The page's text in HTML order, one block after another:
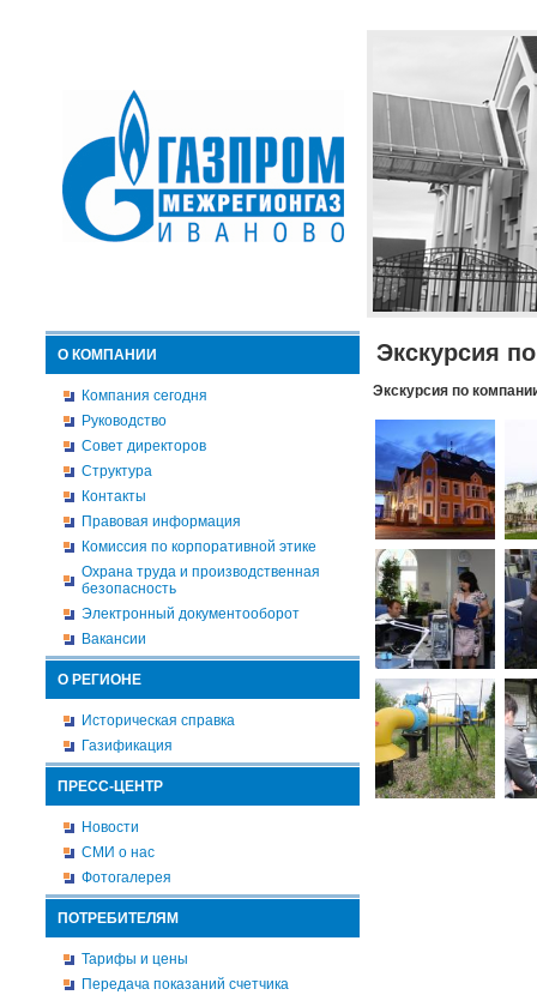
О КОМПАНИИ
Компания сегодня
Руководство
Совет директоров
Структура
Контакты
Правовая информация
Комиссия по корпоративной этике
Охрана труда и производственная
безопасность
Электронный документооборот
Вакансии
О РЕГИОНЕ
Историческая справка
Газификация
ПРЕСС-ЦЕНТР
Новости
СМИ о нас
Фотогалерея
ПОТРЕБИТЕЛЯМ
Тарифы и цены
Передача показаний счетчика
Экскурсия
Экскурсия по